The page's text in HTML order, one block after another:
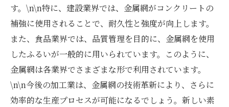
す。\n\n特に、建設業界では、金属網がコンクリートの
補強に使用されることで、耐久性と強度が向上します。
また、食品業界では、品質管理を目的に、金属網を使用
したふるいが一般的に用いられています。このように、
金属網は各業界でさまざまな形で利用されています。
\n\n今後の加工業は、金属網の技術革新により、さらに
効率的な生産プロセスが可能になるでしょう。新しい素